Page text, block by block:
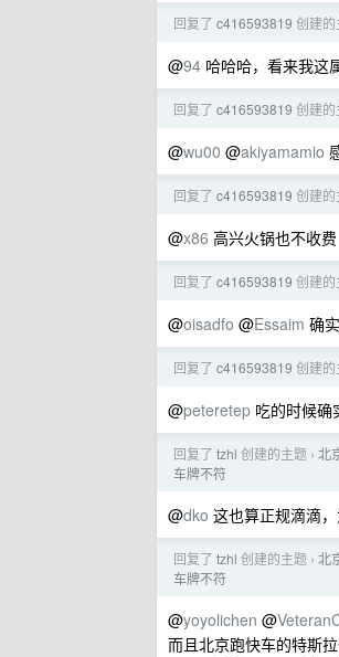
回复了 c416593819 创建的
@94 哈哈哈，看来我这
回复了 c416593819 创建的
@wu00 @akiyamamio
回复了 c416593819 创建的
@x86 高兴火锅也不收费
回复了 c416593819 创建的
@oisadfo @Essaim 确
回复了 c416593819 创建的
@peteretep 吃的时候确
回复了 tzhl 创建的主题 › 北
车牌不符
@dko 这也算正规滴滴
回复了 tzhl 创建的主题 › 北
车牌不符
@yoyolichen @
而且北京跑快车的特斯